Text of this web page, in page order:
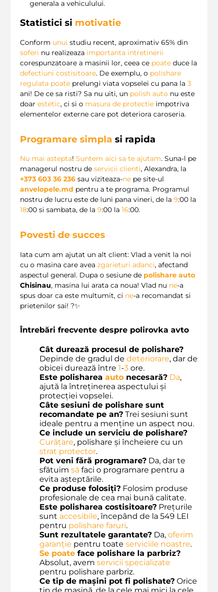
generala a vehiculului.
Statistici si motivatie
Conform unui studiu recent, aproximativ 65% din
soferi nu realizeaza importanta intretinerii
corespunzatoare a masinii lor, ceea ce poate duce la
defectiuni costisitoare. De exemplu, o polishare
regulata poate prelungi viata vopselei cu pana la 3
ani! De ce sa risti? Sa nu uiti, un polish auto nu este
doar estetic, ci si o masura de protectie impotriva
elementelor externe care pot deteriora caroseria.
Programare simpla si rapida
Nu mai astepta! Suntem aici sa te ajutam. Suna-l pe
managerul nostru de servicii clienti, Alexandra, la
+373 603 36 236 sau viziteaza-ne pe site-ul
anvelopele.md pentru a te programa. Programul
nostru de lucru este de luni pana vineri, de la 9:00 la
18:00 si sambata, de la 9:00 la 16:00.
Povesti de succes
Iata cum am ajutat un alt client: Vlad a venit la noi
cu o masina care avea zgarieturi adanci, afectand
aspectul general. Dupa o sesiune de polishare auto
Chisinau, masina lui arata ca noua! Vlad nu ne-a
spus doar ca este multumit, ci ne-a recomandat si
prietenilor sai! ?✨
Întrebări frecvente despre polirovka avto
Cât durează procesul de polishare?
Depinde de gradul de deteriorare, dar de
obicei durează între 1-3 ore.
Este polisharea auto necesară? Da,
ajută la întreținerea aspectului și
protecției vopselei.
Câte sesiuni de polishare sunt
recomandate pe an? Trei sesiuni sunt
ideale pentru a menține un aspect nou.
Ce include un serviciu de polishare?
Curățare, polishare și încheiere cu un
strat protector.
Pot veni fără programare? Da, dar te
sfătuim să faci o programare pentru a
evita așteptările.
Ce produse folosiți? Folosim produse
profesionale de cea mai bună calitate.
Este polisharea costisitoare? Prețurile
sunt accesibile, începând de la 549 LEI
pentru polishare faruri.
Sunt rezultatele garantate? Da, oferim
garanție pentru toate serviciile noastre.
Se poate face polishare la parbriz?
Absolut, avem servicii specializate
pentru polishare parbriz.
Ce tip de maşini pot fi polishate? Orice